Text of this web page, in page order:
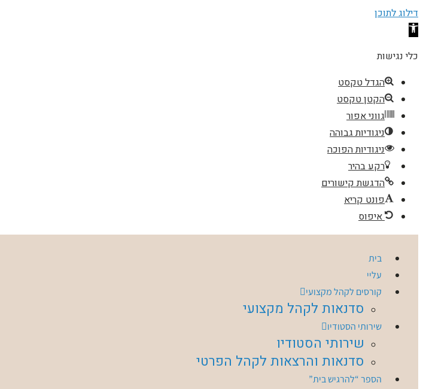
דילוג לתוכן
פתח
נגישות
כלי נגישות
הגדל טקסט
הקטן טקסט
גווני אפור
ניגודיות גבוהה
ניגודיות הפוכה
רקע בהיר
הדגשת קישורים
פונט קריא
איפוס
בית
עליי
קורסים לקהל מקצועי
סדנאות לקהל מקצועי
שירותי הסטודיו
שירותי הסטודיו
סדנאות והרצאות לקהל הפרטי
הספר “להרגיש בית”